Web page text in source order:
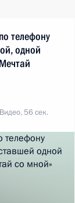
телефону
одной
Видео, 56 сек.